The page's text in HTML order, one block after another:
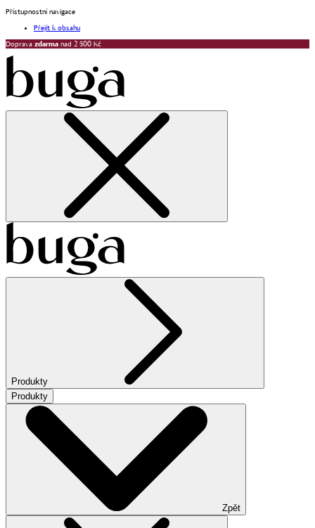
Přístupnostní navigace
Přejít k obsahu
Doprava zdarma nad 2 500 Kč
Produkty
Produkty
Zpět